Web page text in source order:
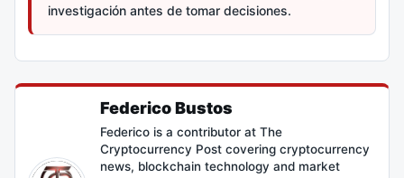
investigación antes de tomar decisiones.
Federico Bustos
Federico is a contributor at The
Cryptocurrency Post covering cryptocurrency
news, blockchain technology and market